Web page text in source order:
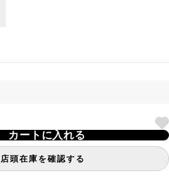
カートに入れる
店頭在庫を確認する